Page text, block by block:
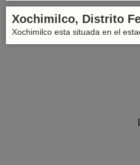
Xochimilco, Distrito
Xochimilco esta situada en el